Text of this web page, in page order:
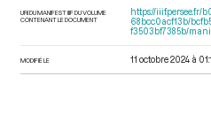
URI DU MANIFEST IIIF DU VOLUME
CONTENANT LE DOCUMENT
https://iiif.persee.fr/
68bcc0acf13b/
f3503bf7385b/
MODIFIÉ LE 11 octobre 2024 à